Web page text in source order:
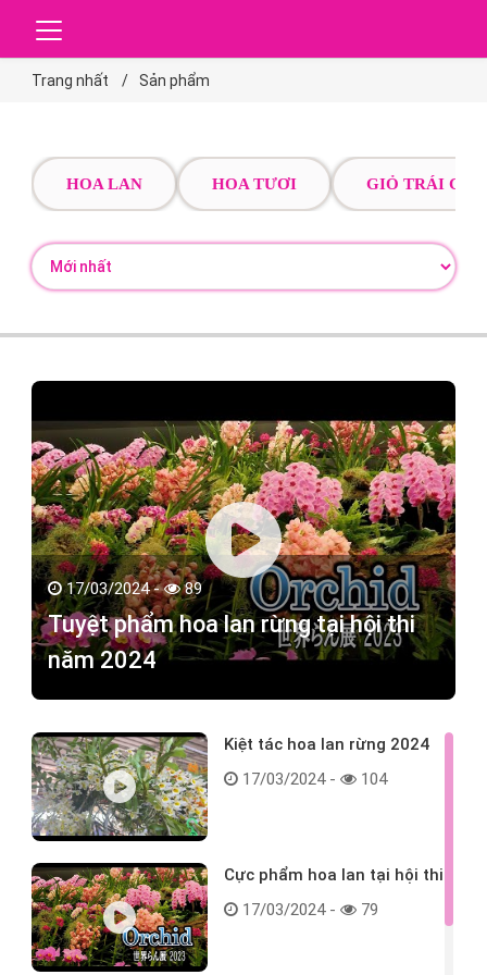
Trang nhất Sản phẩm
HOA LAN HOA TƯƠI GIỎ TRÁI CÂY
17/03/2024 - 89
Tuyệt phẩm hoa lan rừng tại hội thi
năm 2024
Kiệt tác hoa lan rừng 2024
17/03/2024 -
104
Cực phẩm hoa lan tại hội thi
17/03/2024 -
79